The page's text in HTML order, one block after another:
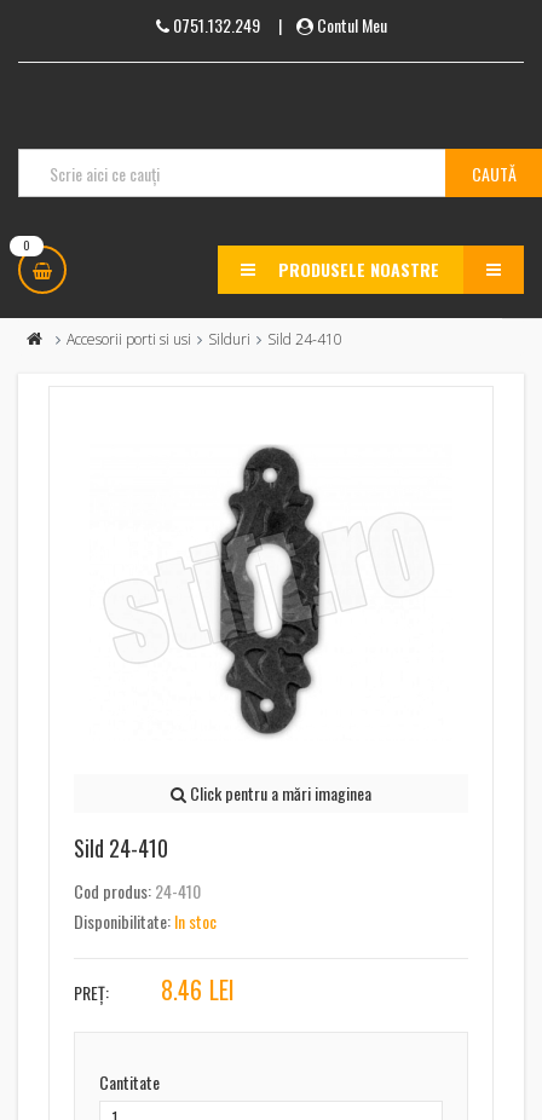
0751.132.249| Contul Meu
0
PRODUSELE NOASTRE MENU
Accesorii porti si usi Silduri Sild 24-410
Click pentru a mări imaginea
Sild 24-410
Cod produs:24-410
Disponibilitate:In stoc
PREȚ: 8.46 LEI
Cantitate